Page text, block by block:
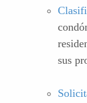
sus